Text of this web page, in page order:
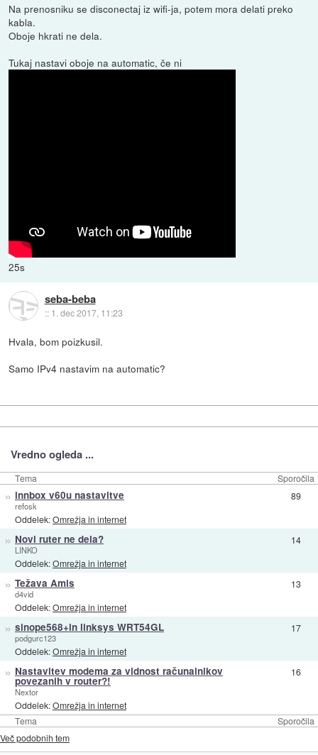
Na prenosniku se disconectaj iz wifi-ja, potem mora delati preko
kabla.
Oboje hkrati ne dela.
Tukaj nastavi oboje na automatic, če ni
25s
seba-beba
:: 1. dec 2017, 11:23
Hvala, bom poizkusil.
Samo IPv4 nastavim na automatic?
Vredno ogleda ...
Tema Sporočila
Tema Sporočila
» innbox v60u nastavitve
refosk
Oddelek:Omrežja in internet
89
» Novi ruter ne dela?
LINKO
Oddelek:Omrežja in internet
14
» Težava Amis
d4vid
Oddelek:Omrežja in internet
13
» sinope568+in linksys WRT54GL
podgurc123
Oddelek:Omrežja in internet
17
» Nastavitev modema za vidnost računalnikov
povezanih v router?!
Nextor
Oddelek:Omrežja in internet
16
Več podobnih tem